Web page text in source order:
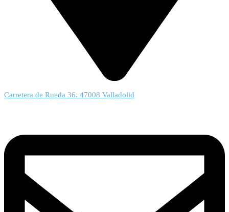
Carretera de Rueda 36. 47008 Valladolid